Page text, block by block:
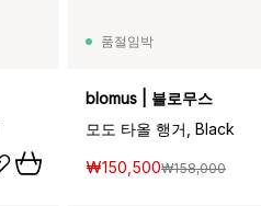
품절임박
blomus | 블로무스
모도 타올 행거, Black
₩150,500₩158,000